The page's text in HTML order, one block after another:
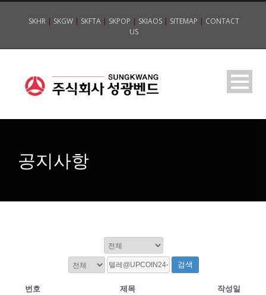
SKHR| SKGW| SKFTA| SKPOP | SKIAOS| SITEMAP | CONTACT
US
공지사항
검색
번호 제목 작성일